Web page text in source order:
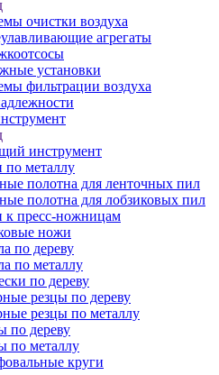
очистки воздуха
агрегаты
установки
фильтрации воздуха
инструмент
металлу
полотна для ленточных пил
полотна для лобзиковых пил
пресс-ножницам
ножи
по дереву
по металлу
по дереву
резцы по дереву
резцы по металлу
по дереву
по металлу
круги